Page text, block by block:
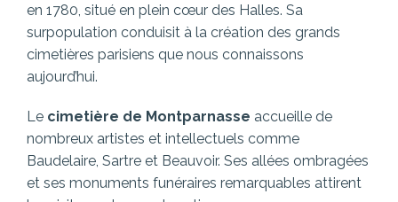
en 1780, situé en plein cœur des Halles. Sa
surpopulation conduisit à la création des grands
cimetières parisiens que nous connaissons
aujourd’hui.
Le cimetière de Montparnasse accueille de
nombreux artistes et intellectuels comme
Baudelaire, Sartre et Beauvoir. Ses allées ombragées
et ses monuments funéraires remarquables attirent